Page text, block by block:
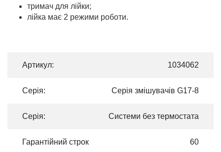
тримач для лійки;
лійка має 2 режими роботи.
Артикул: 1034062
Серія: Серія змішувачів G17-8
Серія: Системи без термостата
Гарантійний строк 60